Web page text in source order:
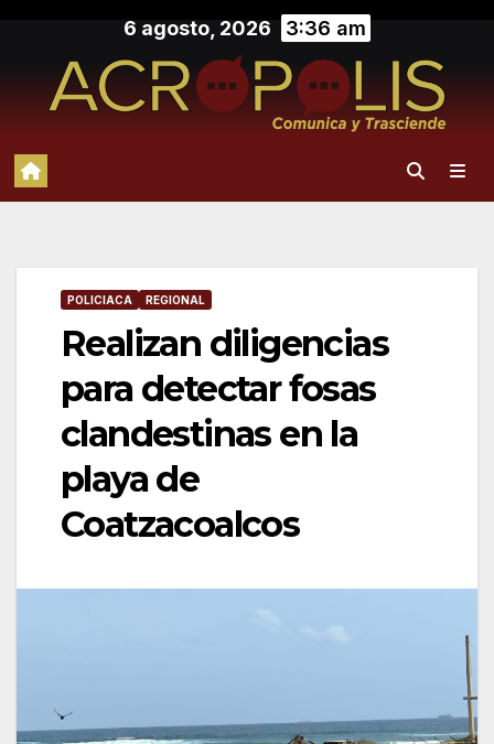
contenido
6 agosto, 2026 3:36 am
POLICIACA REGIONAL
Realizan diligencias
para detectar fosas
clandestinas en la
playa de
Coatzacoalcos